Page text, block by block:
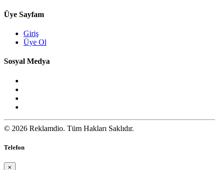
Üye Sayfam
Giriş
Üye Ol
Sosyal Medya
© 2026 Reklamdio. Tüm Hakları Saklıdır.
Telefon
×